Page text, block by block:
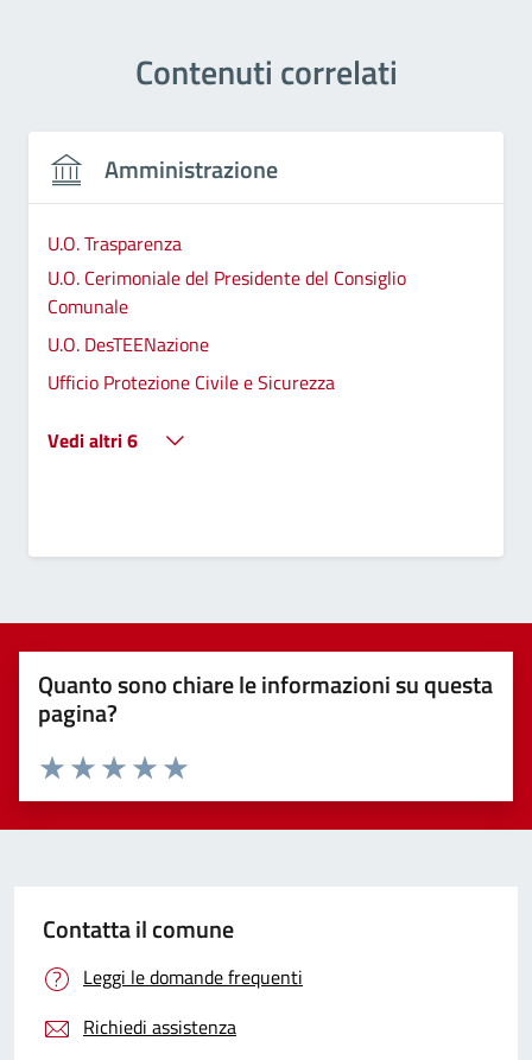
Contenuti correlati
Amministrazione
U.O. Trasparenza
U.O. Cerimoniale del Presidente del Consiglio
Comunale
U.O. DesTEENazione
Ufficio Protezione Civile e Sicurezza
Vedi altri 6
Quanto sono chiare le informazioni su questa
pagina?
Valuta 5 stelle su 5
Valuta 4 stelle su 5
Valuta 3 stelle su 5
Valuta 2 stelle su 5
Valuta 1 stelle su 5
Contatta il comune
Leggi le domande frequenti
Richiedi assistenza